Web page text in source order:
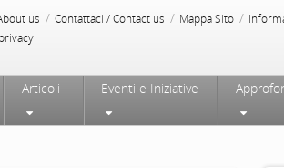
us / Contattaci / Contact us / Mappa Sito /
Articoli Eventi e Iniziative